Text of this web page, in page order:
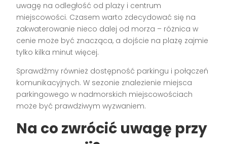
uwagę na odległość od plaży i centrum
miejscowości. Czasem warto zdecydować się na
zakwaterowanie nieco dalej od morza – różnica w
cenie może być znacząca, a dojście na plażę zajmie
tylko kilka minut więcej.
Sprawdźmy również dostępność parkingu i połączeń
komunikacyjnych. W sezonie znalezienie miejsca
parkingowego w nadmorskich miejscowościach
może być prawdziwym wyzwaniem.
Na co zwrócić uwagę przy